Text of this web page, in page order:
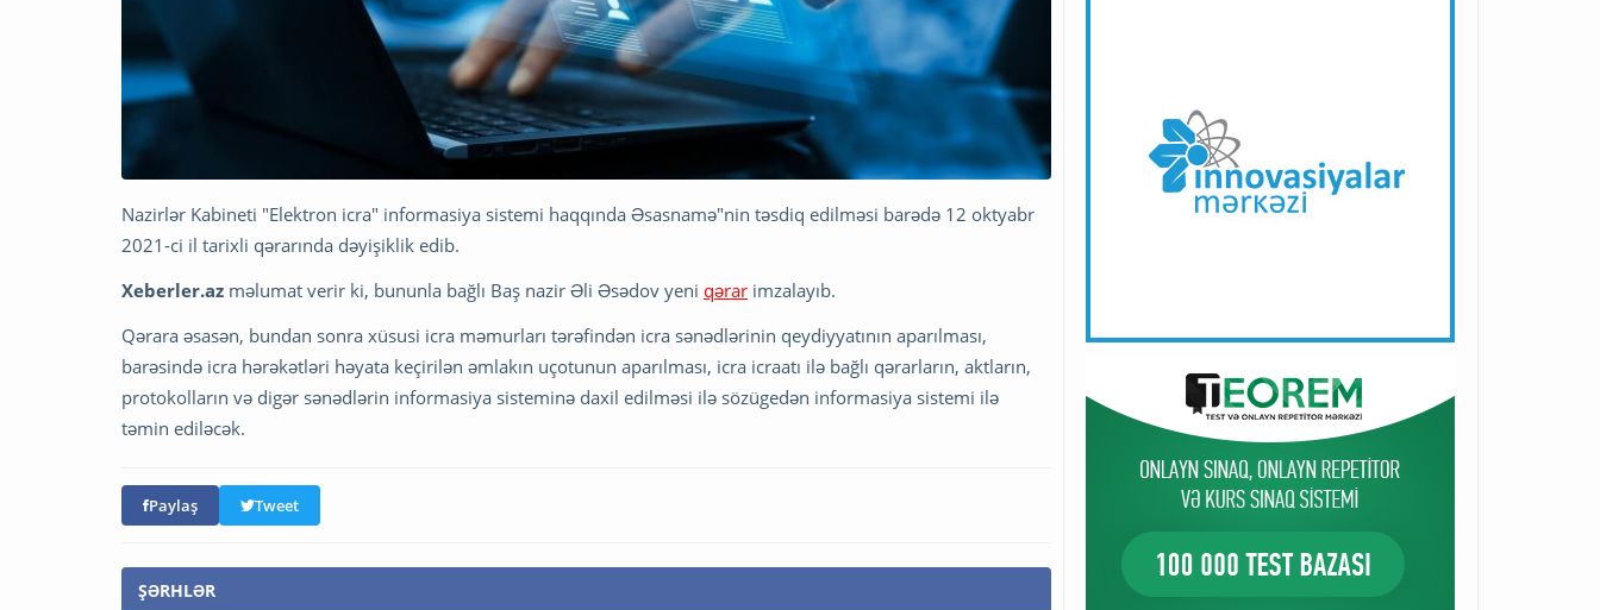
Nazirlər Kabineti "Elektron icra" informasiya sistemi haqqında Əsasnamə"nin təsdiq edilməsi barədə 12 oktyabr
2021-ci il tarixli qərarında dəyişiklik edib.
Xeberler.az məlumat verir ki, bununla bağlı Baş nazir Əli Əsədov yeni qərar imzalayıb.
Qərara əsasən, bundan sonra xüsusi icra məmurları tərəfindən icra sənədlərinin qeydiyyatının aparılması,
barəsində icra hərəkətləri həyata keçirilən əmlakın uçotunun aparılması, icra icraatı ilə bağlı qərarların, aktların,
protokolların və digər sənədlərin informasiya sisteminə daxil edilməsi ilə sözügedən informasiya sistemi ilə
təmin ediləcək.
Paylaş Tweet
ŞƏRHLƏR